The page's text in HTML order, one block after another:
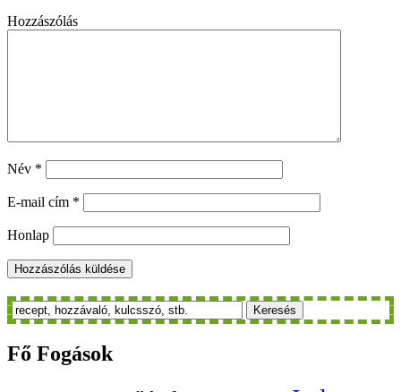
Hozzászólás
Név *
E-mail cím *
Honlap
Keresés
Fő Fogások